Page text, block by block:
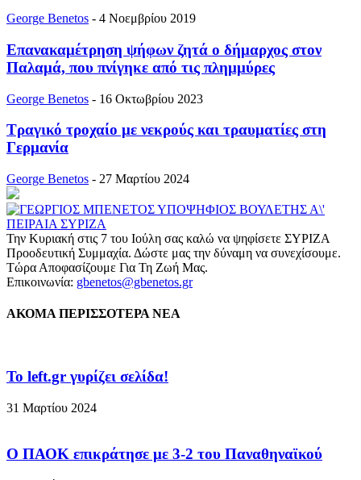
George Benetos - 4 Νοεμβρίου 2019
Επανακαμέτρηση ψήφων ζητά ο δήμαρχος στον
Παλαμά, που πνίγηκε από τις πλημμύρες
George Benetos - 16 Οκτωβρίου 2023
Τραγικό τροχαίο με νεκρούς και τραυματίες στη
Γερμανία
George Benetos - 27 Μαρτίου 2024
Την Κυριακή στις 7 του Ιούλη σας καλώ να ψηφίσετε ΣΥΡΙΖΑ
Προοδευτική Συμμαχία. Δώστε μας την δύναμη να συνεχίσουμε.
Τώρα Αποφασίζουμε Για Τη Ζωή Μας.
Επικοινωνία: gbenetos@gbenetos.gr
ΑΚΟΜΑ ΠΕΡΙΣΣΟΤΕΡΑ ΝΕΑ
To left.gr γυρίζει σελίδα!
31 Μαρτίου 2024
Ο ΠΑΟΚ επικράτησε με 3-2 του Παναθηναϊκού